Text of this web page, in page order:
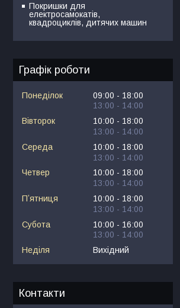
Покришки для
електросамокатів,
квадроциклів, дитячих машин
Графік роботи
Понеділок 09:00
18:00
13:00
14:00
Вівторок
10:00
18:00
13:00
14:00
Середа
10:00
18:00
13:00
14:00
Четвер
10:00
18:00
13:00
14:00
Пʼятниця
10:00
18:00
13:00
14:00
Субота
10:00
16:00
13:00
14:00
Неділя
Вихідний
Контакти